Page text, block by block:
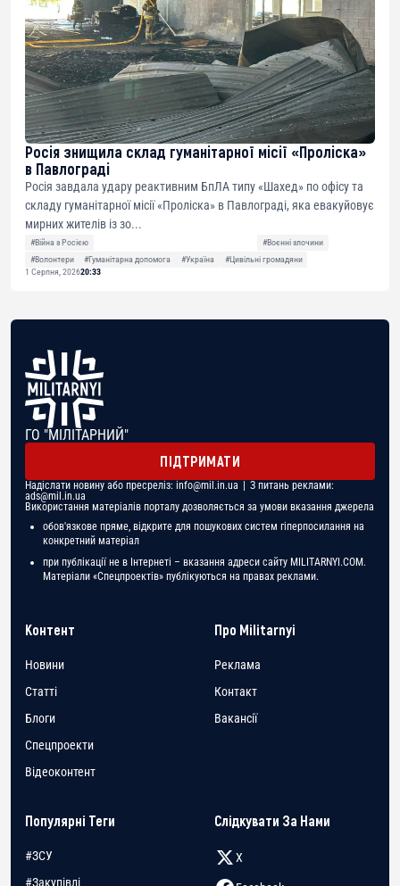
Росія знищила склад гуманітарної місії «Проліска»
в Павлограді
Росія завдала удару реактивним БпЛА типу «Шахед» по офісу та
складу гуманітарної місії «Проліска» в Павлограді, яка евакуйовує
мирних жителів із зо...
#Війна з Росією
#Воєнні злочини
#Волонтери
#Гуманітарна допомога #Україна
#Цивільні громадяни
1 Серпня, 202620:33
ГО "МІЛІТАРНИЙ"
ПІДТРИМАТИ
Надіслати новину або пресреліз: info@mil.in.ua | З питань реклами:
ads@mil.in.ua
Використання матеріалів порталу дозволяється за умови вказання джерела
обов'язкове пряме, відкрите для пошукових систем гіперпосилання на
конкретний матеріал
при публікації не в Інтернеті – вказання адреси сайту MILITARNYI.COM.
Матеріали «Спецпроектів» публікуються на правах реклами.
Контент
Новини
Статті
Блоги
Спецпроекти
Відеоконтент
Про Militarnyi
Реклама
Контакт
Вакансії
Популярні Теги
#ЗСУ
#Закупівлі
Слідкувати За Нами
X